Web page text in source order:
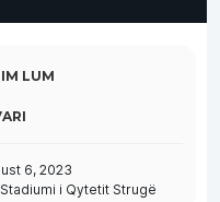
LUM
6, 2023
Stadiumi i Qytetit Strugë